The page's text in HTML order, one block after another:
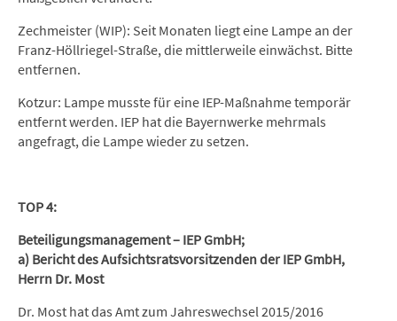
Zechmeister (WIP): Seit Monaten liegt eine Lampe an der
Franz-Höllriegel-Straße, die mittlerweile einwächst. Bitte
entfernen.
Kotzur: Lampe musste für eine IEP-Maßnahme temporär
entfernt werden. IEP hat die Bayernwerke mehrmals
angefragt, die Lampe wieder zu setzen.
TOP 4:
Beteiligungsmanagement – IEP GmbH;
a) Bericht des Aufsichtsratsvorsitzenden der IEP GmbH,
Herrn Dr. Most
Dr. Most hat das Amt zum Jahreswechsel 2015/2016